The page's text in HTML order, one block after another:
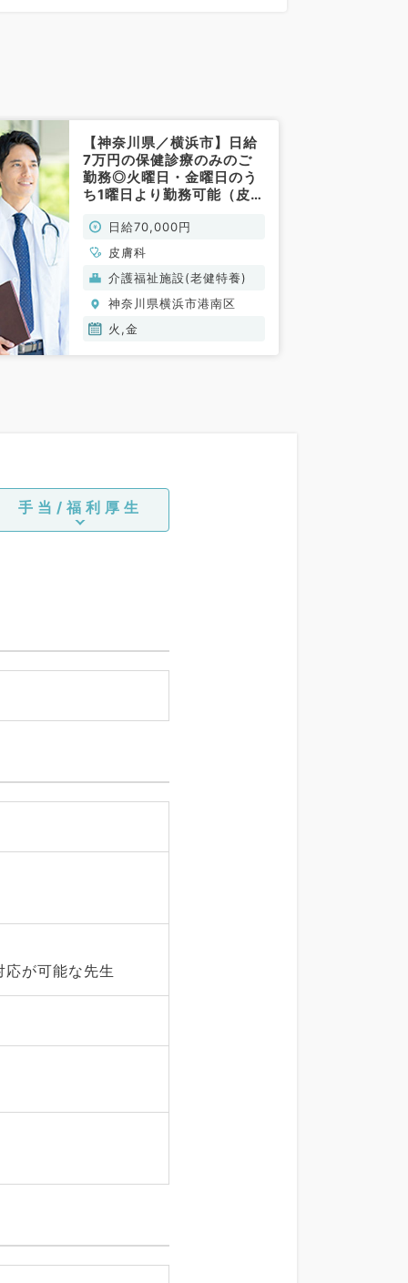
【神奈川県／横浜市】日給
7万円の保健診療のみのご
勤務◎火曜日・金曜日のう
ち1曜日より勤務可能（皮膚
日給70,000円
皮膚科
介護福祉施設(老健特養)
神奈川県横浜市港南区
火,金
手当/福利厚生
が可能な先生